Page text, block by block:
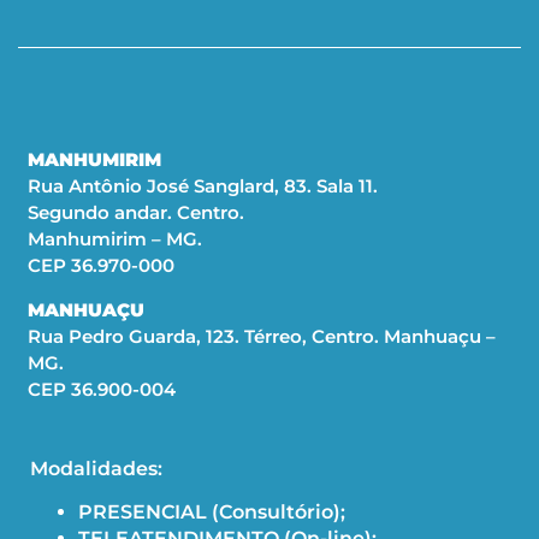
MANHUMIRIM
Rua Antônio José Sanglard, 83. Sala 11.
Segundo andar. Centro.
Manhumirim – MG.
CEP 36.970-000
MANHUAÇU
Rua Pedro Guarda, 123. Térreo, Centro. Manhuaçu –
MG.
CEP 36.900-004
Modalidades:
PRESENCIAL (Consultório);